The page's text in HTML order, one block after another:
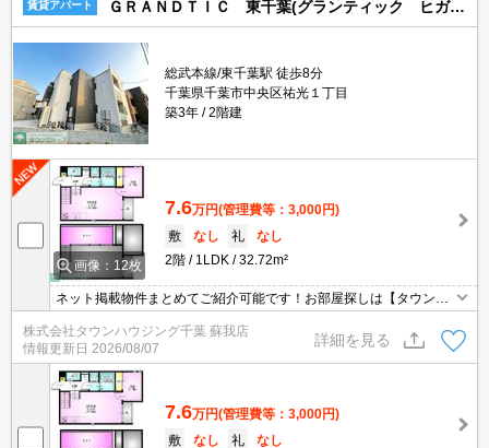
賃貸アパート ＧＲＡＮＤＴＩＣ 東千葉(グランティック ヒガシチバ)
総武本線/東千葉駅 徒歩8分
千葉県千葉市中央区祐光１丁目
築3年
2階建
画像：12枚
7.6万円(管理費等：3,000円)
敷
なし 礼
なし
2階
1LDK 32.72m²
ネット掲載物件まとめてご紹介可能です！お部屋探しは【タウンハ
ウジング千葉】にお任せください！※オンライン内見・現地待ち合
わせは事前にご相談ください。
株式会社タウンハウジング千葉 蘇我店
情報更新日 2026/08/07
詳細を見る
7.6万円(管理費等：3,000円)
敷
なし 礼
なし